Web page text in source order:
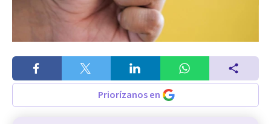
Priorízanos en